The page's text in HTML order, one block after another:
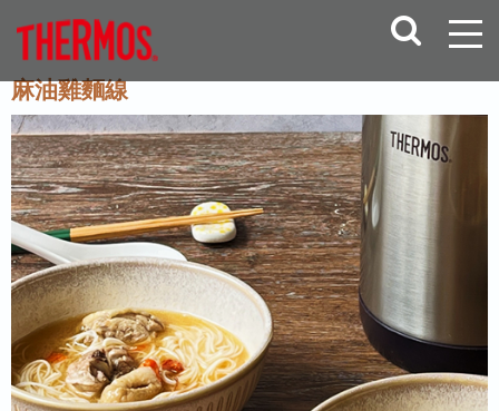
麻油雞麵線